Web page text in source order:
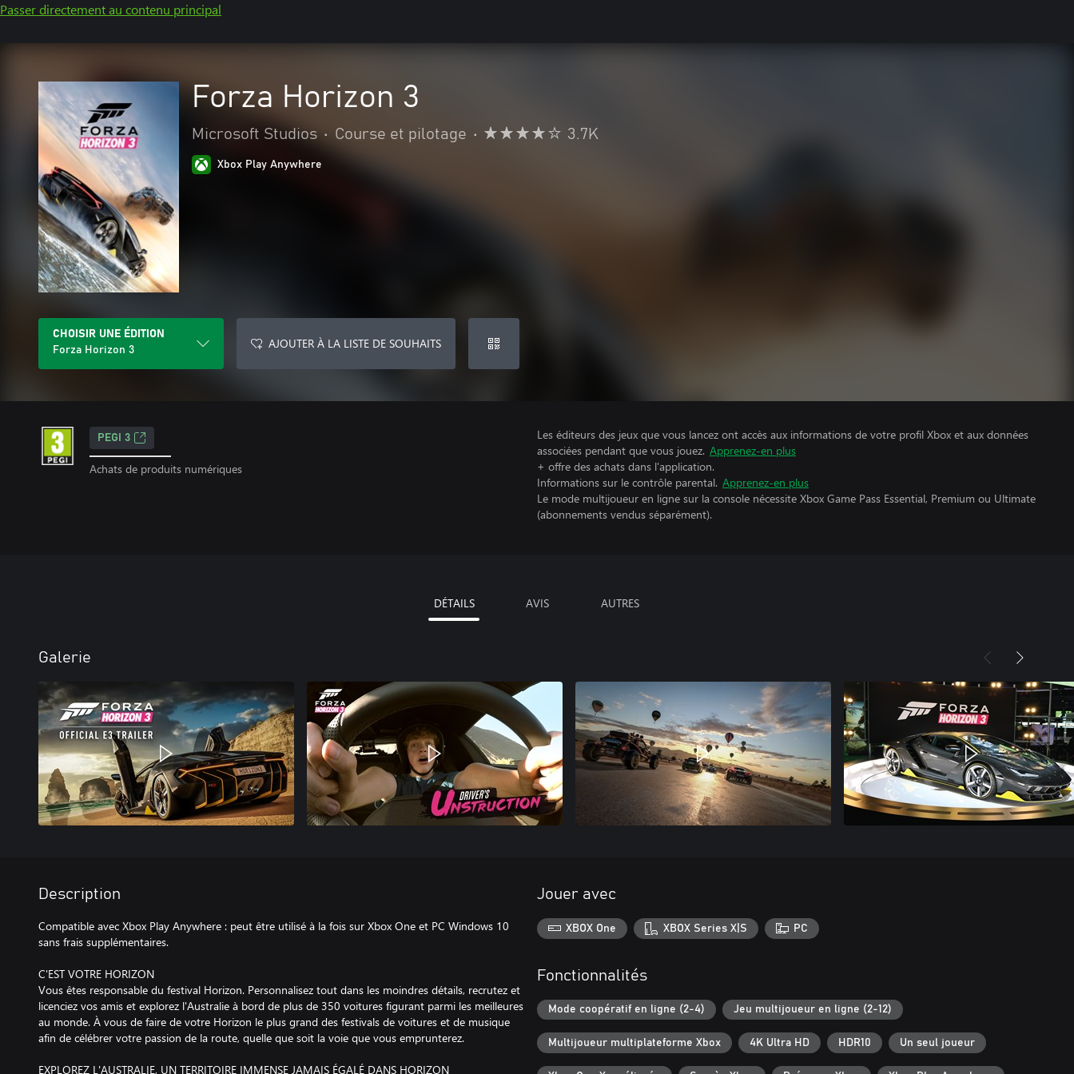
Passer directement au contenu principal
Forza Horizon 3
Microsoft Studios • Course et pilotage • 3.7K
Xbox Play Anywhere
CHOISIR UNE ÉDITION
Forza Horizon 3
AJOUTER À LA LISTE DE SOUHAITS
PEGI 3
Achats de produits numériques
Les éditeurs des jeux que vous lancez ont accès aux informations de votre profil Xbox et aux données
associées pendant que vous jouez. Apprenez-en plus
+ offre des achats dans l'application.
Informations sur le contrôle parental. Apprenez-en plus
Le mode multijoueur en ligne sur la console nécessite Xbox Game Pass Essential, Premium ou Ultimate
(abonnements vendus séparément).
DÉTAILS AVIS AUTRES
Galerie
Description
Compatible avec Xbox Play Anywhere : peut être utilisé à la fois sur Xbox One et PC Windows 10
sans frais supplémentaires.
C'EST VOTRE HORIZON
Vous êtes responsable du festival Horizon. Personnalisez tout dans les moindres détails, recrutez et
licenciez vos amis et explorez l'Australie à bord de plus de 350 voitures figurant parmi les meilleures
au monde. À vous de faire de votre Horizon le plus grand des festivals de voitures et de musique
afin de célébrer votre passion de la route, quelle que soit la voie que vous emprunterez.
EXPLOREZ L'AUSTRALIE, UN TERRITOIRE IMMENSE JAMAIS ÉGALÉ DANS HORIZON
Jouer avec
XBOX One XBOX Series X|S PC
Fonctionnalités
Mode coopératif en ligne (2-4) Jeu multijoueur en ligne (2-12)
Multijoueur multiplateforme Xbox 4K Ultra HD HDR10 Un seul joueur